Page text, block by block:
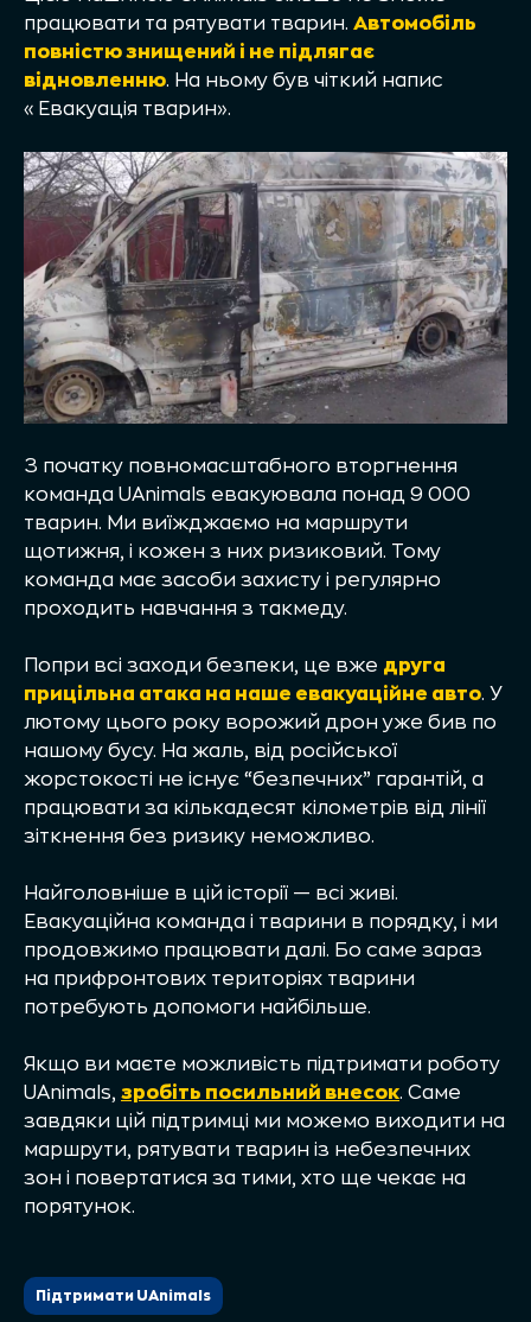
працювати та рятувати тварин. Автомобіль
повністю знищений і не підлягає
відновленню. На ньому був чіткий напис
«Евакуація тварин».
З початку повномасштабного вторгнення
команда UAnimals евакуювала понад 9 000
тварин. Ми виїжджаємо на маршрути
щотижня, і кожен з них ризиковий. Тому
команда має засоби захисту і регулярно
проходить навчання з такмеду.
Попри всі заходи безпеки, це вже друга
прицільна атака на наше евакуаційне авто. У
лютому цього року ворожий дрон уже бив по
нашому бусу. На жаль, від російської
жорстокості не існує “безпечних” гарантій, а
працювати за кількадесят кілометрів від лінії
зіткнення без ризику неможливо.
Найголовніше в цій історії — всі живі.
Евакуаційна команда і тварини в порядку, і ми
продовжимо працювати далі. Бо саме зараз
на прифронтових територіях тварини
потребують допомоги найбільше.
Якщо ви маєте можливість підтримати роботу
UAnimals, зробіть посильний внесок. Саме
завдяки цій підтримці ми можемо виходити на
маршрути, рятувати тварин із небезпечних
зон і повертатися за тими, хто ще чекає на
порятунок.
Підтримати UAnimals